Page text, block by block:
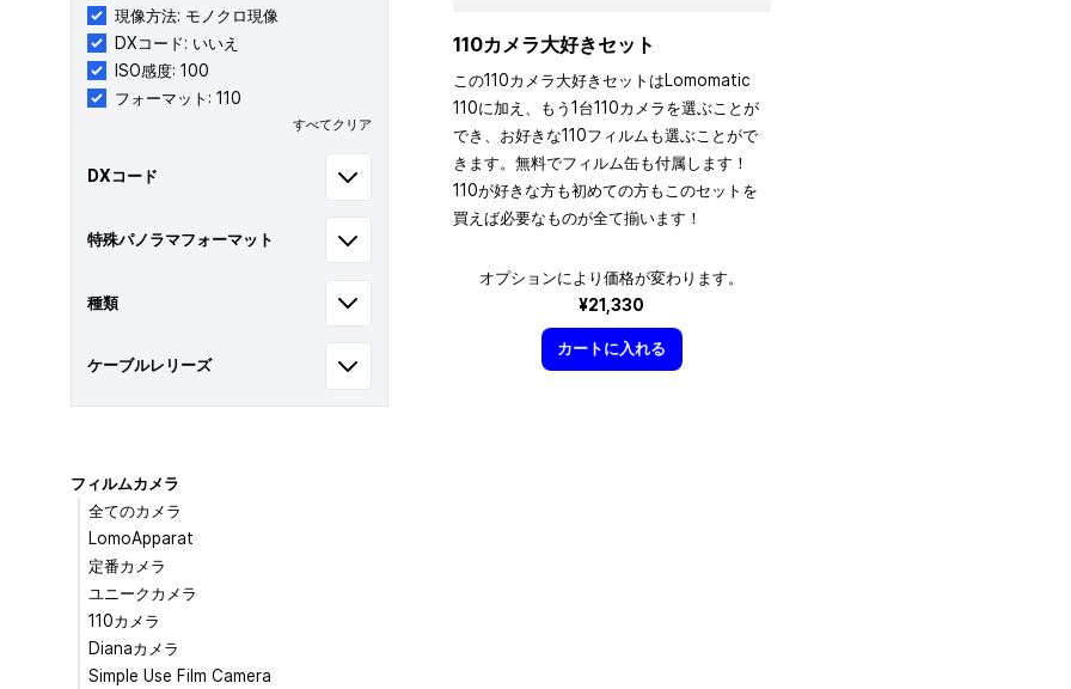
現像方法: モノクロ現像
DXコード: いいえ
ISO感度: 100
フォーマット: 110
すべてクリア
DXコード
特殊パノラマフォーマット
種類
ケーブルレリーズ
110カメラ大好きセット
この110カメラ大好きセットはLomomatic
110に加え、もう1台110カメラを選ぶことが
でき、お好きな110フィルムも選ぶことがで
きます。無料でフィルム缶も付属します！
110が好きな方も初めての方もこのセットを
買えば必要なものが全て揃います！
オプションにより価格が変わります。
¥21,330
カートに入れる
フィルムカメラ
全てのカメラ
LomoApparat
定番カメラ
ユニークカメラ
110カメラ
Dianaカメラ
Simple Use Film Camera